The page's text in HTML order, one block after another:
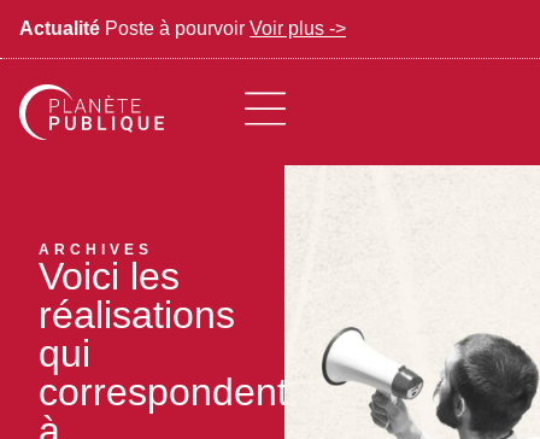
Actualité Poste à pourvoir Voir plus ->
ARCHIVES
Voici les
réalisations
qui
correspondent